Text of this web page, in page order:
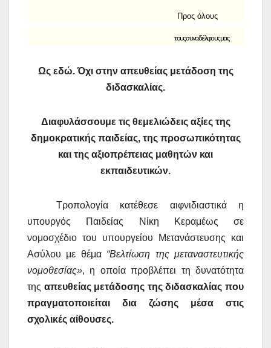
Προς όλους
τους συναδέλφους μας
Ως εδώ. Όχι στην απευθείας μετάδοση της
διδασκαλίας.
Διαφυλάσσουμε τις θεμελιώδεις αξίες της
δημοκρατικής παιδείας, της προσωπικότητας
και της αξιοπρέπειας μαθητών και
εκπαιδευτικών.
Τροπολογία κατέθεσε αιφνιδιαστικά η
υπουργός Παιδείας Νίκη Κεραμέως σε
νομοσχέδιο του υπουργείου Μετανάστευσης και
Ασύλου με θέμα “Βελτίωση της μεταναστευτικής
νομοθεσίας», η οποία προβλέπει τη δυνατότητα
της απευθείας μετάδοσης της διδασκαλίας που
πραγματοποιείται δια ζώσης μέσα στις
σχολικές αίθουσες.